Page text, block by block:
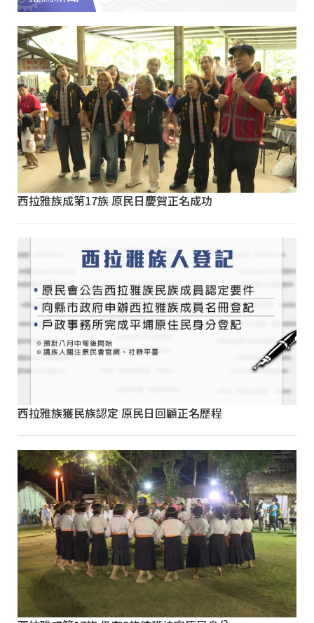
西拉雅族成第17族 原民日慶賀正名成功
西拉雅族獲民族認定 原民日回顧正名歷程